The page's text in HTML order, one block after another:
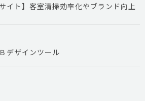
イト】客室清掃効率化やブランド向上
デザインツール